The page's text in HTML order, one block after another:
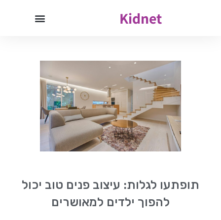
Kidnet
תופתעו לגלות: עיצוב פנים טוב יכול
להפוך ילדים למאושרים